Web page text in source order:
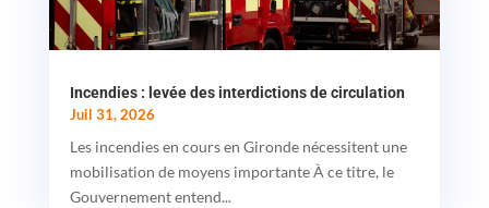
Incendies : levée des interdictions de circulation
Juil 31, 2026
Les incendies en cours en Gironde nécessitent une
mobilisation de moyens importante À ce titre, le
Gouvernement entend...